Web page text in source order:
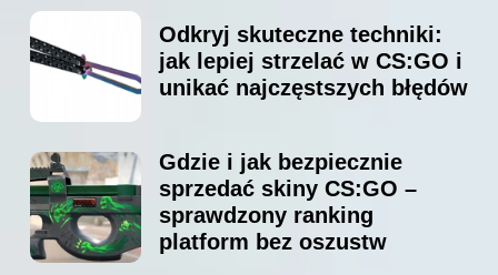
Odkryj skuteczne techniki:
jak lepiej strzelać w CS:GO i
unikać najczęstszych błędów
Gdzie i jak bezpiecznie
sprzedać skiny CS:GO –
sprawdzony ranking
platform bez oszustw